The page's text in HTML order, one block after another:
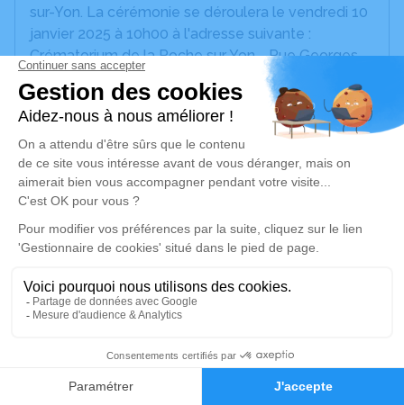
Faire-part Hommages
sur-Yon. La cérémonie se déroulera le vendredi 10
janvier 2025 à 10h00 à l'adresse suivante :
Crématorium de la Roche sur Yon - Rue Georges
Mazurelle - 85000 La Roche-sur-Yon.
Cet espace privé est destiné à recueillir vos
condoléances ou le souvenir d’un moment passé.
Un service de plantation d’arbre hommage est
disponible ici.
Je rends hommage
Cérémonie civile
Crématorium de La Roche-sur-Yon
Rue Georges Mazurelle
85000 La Roche-sur-Yon